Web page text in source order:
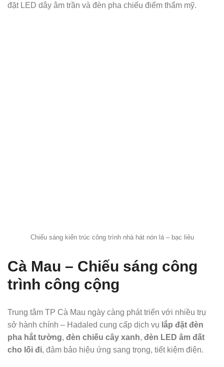
đặt LED dây âm trần và đèn pha chiếu điểm thẩm mỹ.
Chiếu sáng kiến trúc công trình nhà hát nón lá – bạc liêu
Cà Mau – Chiếu sáng công
trình công cộng
Trung tâm TP Cà Mau ngày càng phát triển với nhiều trụ
sở hành chính – Hadaled cung cấp dịch vụ lắp đặt đèn
pha hắt tường, đèn chiếu cây xanh, đèn LED âm đất
cho lối đi, đảm bảo hiệu ứng sang trọng, tiết kiệm điện.